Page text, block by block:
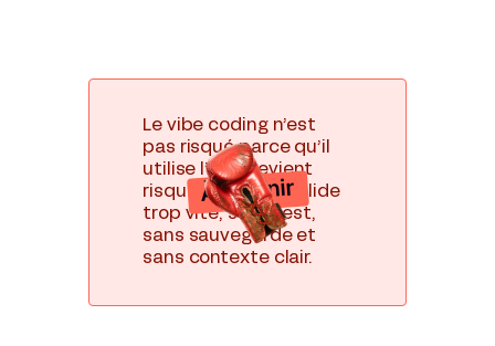
Le vibe coding n’est
pas risqué parce qu’il
utilise l’IA. Il devient
risqué quand on valide
trop vite, sans test,
sans sauvegarde et
sans contexte clair.
À retenir